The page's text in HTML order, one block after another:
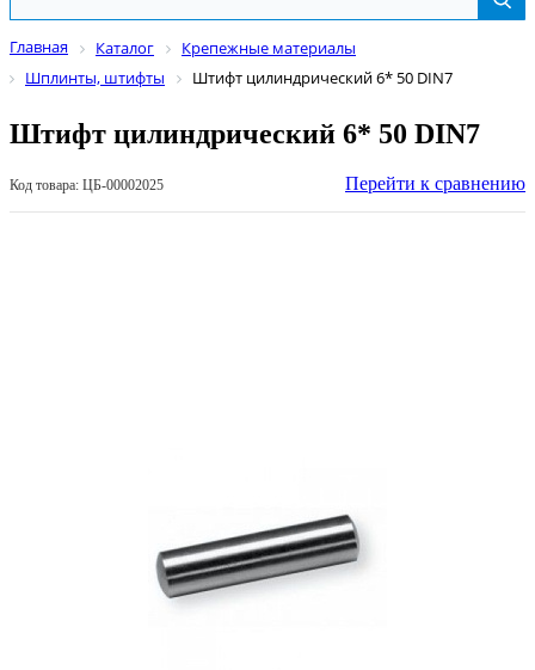
Главная Каталог
Крепежные материалы
Шплинты, штифты
Штифт цилиндрический 6* 50 DIN7
Штифт цилиндрический 6* 50 DIN7
Код товара: ЦБ-00002025 Перейти к сравнению